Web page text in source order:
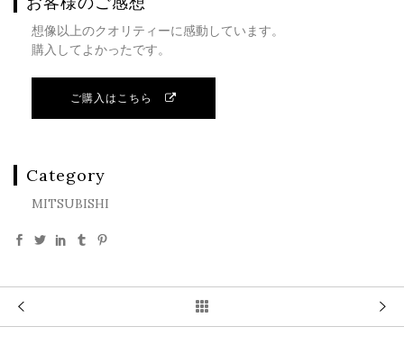
想像以上のクオリティーに感動しています。
購入してよかったです。
ご購入はこちら
Category
MITSUBISHI